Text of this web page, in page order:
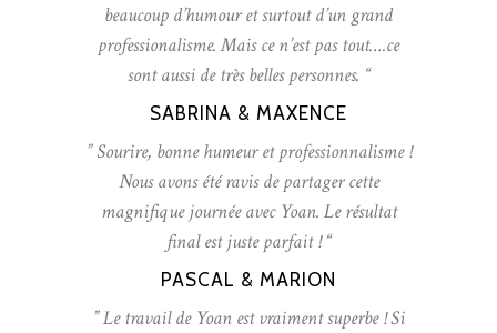
beaucoup d’humour et surtout d’un grand
professionalisme. Mais ce n’est pas tout….ce
sont aussi de très belles personnes. “
SABRINA & MAXENCE
” Sourire, bonne humeur et professionnalisme !
Nous avons été ravis de partager cette
magnifique journée avec Yoan. Le résultat
final est juste parfait ! “
PASCAL & MARION
” Le travail de Yoan est vraiment superbe ! Si